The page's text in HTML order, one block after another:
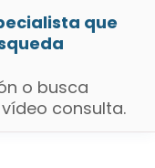
que
o busca
consulta.